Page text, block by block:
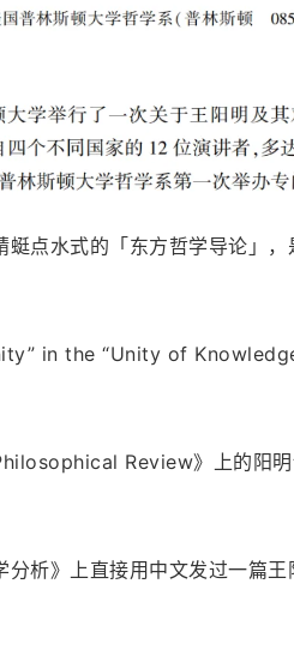
点水式的「东方哲学导论」
in the “Unity of
Review》上的阳
析》上直接用中文发过一篇王